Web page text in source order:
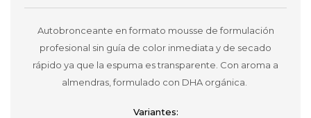
Autobronceante en formato mousse de formulación
profesional sin guía de color inmediata y de secado
rápido ya que la espuma es transparente. Con aroma a
almendras, formulado con DHA orgánica.
Variantes: